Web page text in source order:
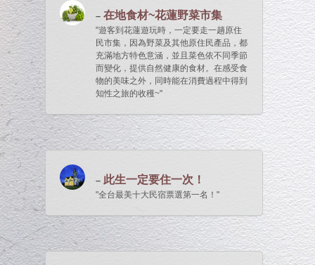
在地食材~花蓮野菜市集
遊客到花蓮遊玩時，一定要走一趟原住
民市集，因為野菜及其他原住民產品，都
充滿地方特色意涵，並且菜色依不同季節
而變化，提供自然健康的食材。在感受食
物的美味之外，同時能在消費過程中得到
知性之旅的收穫~
此生一定要住一次！
全台最美十大民宿票選第一名！